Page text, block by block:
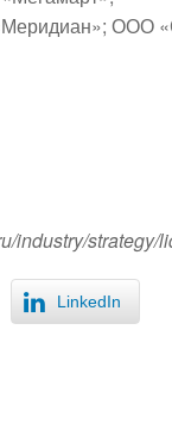
ООО
industry/strategy/
LinkedIn